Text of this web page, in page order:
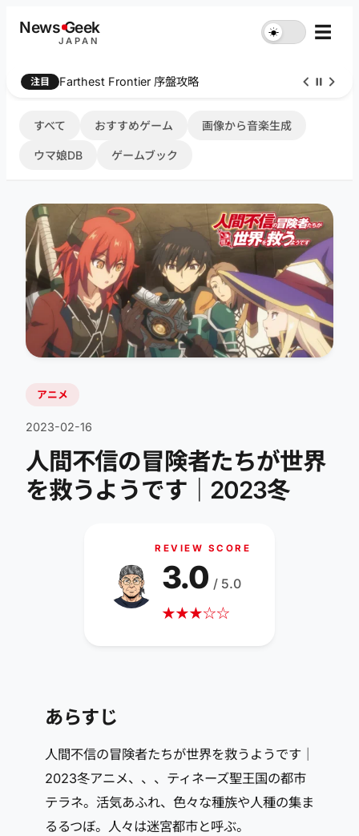
NewsGeek
JAPAN
☀︎ ☰
注目 Farthest Frontier 序盤攻略
すべて おすすめゲーム 画像から音楽生成
ウマ娘DB ゲームブック
アニメ
2023-02-16
人間不信の冒険者たちが世界
を救うようです｜2023冬
REVIEW SCORE
★★★☆☆
3.0 / 5.0
あらすじ
人間不信の冒険者たちが世界を救うようです｜
2023冬アニメ、、、ティネーズ聖王国の都市
テラネ。活気あふれ、色々な種族や人種の集ま
るるつぼ。人々は迷宮都市と呼ぶ。